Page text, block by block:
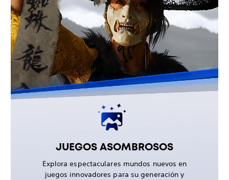
JUEGOS ASOMBROSOS
Explora espectaculares mundos nuevos en
juegos innovadores para su generación y